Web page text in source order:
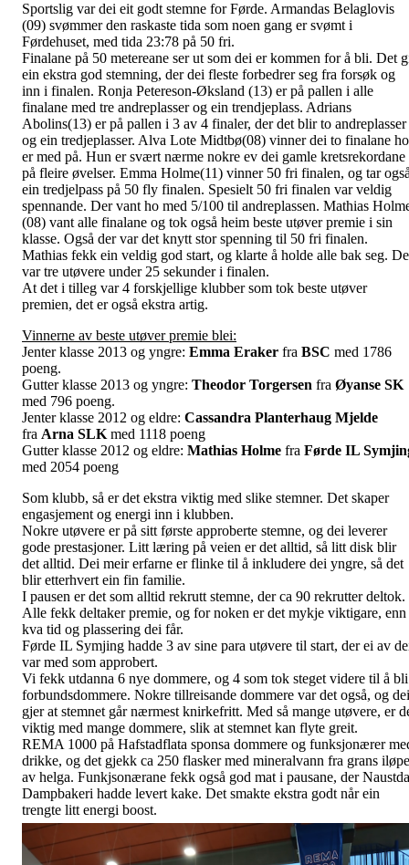
Sportslig var dei eit godt stemne for Førde. Armandas Belaglovis
(09) svømmer den raskaste tida som noen gang er svømt i
Førdehuset, med tida 23:78 på 50 fri.
Finalane på 50 metereane ser ut som dei er kommen for å bli. Det
ein ekstra god stemning, der dei fleste forbedrer seg fra forsøk og
inn i finalen. Ronja Petereson-Øksland (13) er på pallen i alle
finalane med tre andreplasser og ein trendjeplass. Adrians
Abolins(13) er på pallen i 3 av 4 finaler, der det blir to andreplasser
og ein tredjeplasser. Alva Lote Midtbø(08) vinner dei to finalane ho
er med på. Hun er svært nærme nokre ev dei gamle kretsrekordane
på fleire øvelser. Emma Holme(11) vinner 50 fri finalen, og tar
ein tredjelpass på 50 fly finalen. Spesielt 50 fri finalen var veldig
spennande. Der vant ho med 5/100 til andreplassen. Mathias
(08) vant alle finalane og tok også heim beste utøver premie i sin
klasse. Også der var det knytt stor spenning til 50 fri finalen.
Mathias fekk ein veldig god start, og klarte å holde alle bak seg.
var tre utøvere under 25 sekunder i finalen.
At det i tilleg var 4 forskjellige klubber som tok beste utøver
premien, det er også ekstra artig.
Vinnerne av beste utøver premie blei:
Jenter klasse 2013 og yngre: Emma Eraker fra BSC med 1786
poeng.
Gutter klasse 2013 og yngre: Theodor Torgersen fra Øyanse SK
med 796 poeng.
Jenter klasse 2012 og eldre: Cassandra Planterhaug Mjelde
fra Arna SLK med 1118 poeng
Gutter klasse 2012 og eldre: Mathias Holme fra Førde IL
med 2054 poeng
Som klubb, så er det ekstra viktig med slike stemner. Det skaper
engasjement og energi inn i klubben.
Nokre utøvere er på sitt første approberte stemne, og dei leverer
gode prestasjoner. Litt læring på veien er det alltid, så litt disk blir
det alltid. Dei meir erfarne er flinke til å inkludere dei yngre, så det
blir etterhvert ein fin familie.
I pausen er det som alltid rekrutt stemne, der ca 90 rekrutter deltok.
Alle fekk deltaker premie, og for noken er det mykje viktigare, enn
kva tid og plassering dei får.
Førde IL Symjing hadde 3 av sine para utøvere til start, der ei av
var med som approbert.
Vi fekk utdanna 6 nye dommere, og 4 som tok steget videre til å bli
forbundsdommere. Nokre tillreisande dommere var det også, og dei
gjer at stemnet går nærmest knirkefritt. Med så mange utøvere, er
viktig med mange dommere, slik at stemnet kan flyte greit.
REMA 1000 på Hafstadflata sponsa dommere og funksjonærer
drikke, og det gjekk ca 250 flasker med mineralvann fra grans
av helga. Funkjsonærane fekk også god mat i pausane, der
Dampbakeri hadde levert kake. Det smakte ekstra godt når ein
trengte litt energi boost.